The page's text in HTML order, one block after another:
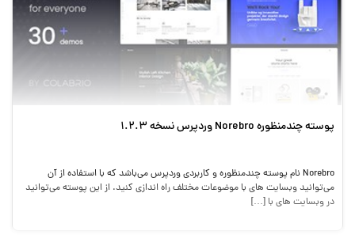
پوسته چندمنظوره Norebro وردپرس نسخه 1.2.3
Norebro نام پوسته چندمنظوره و کاربردی وردپرس می‌باشد که با استفاده از آن
می‌توانید وبسایت های با موضوعات مختلف راه اندازی کنید. از این پوسته می‌توانید
در وبسایت های با […]